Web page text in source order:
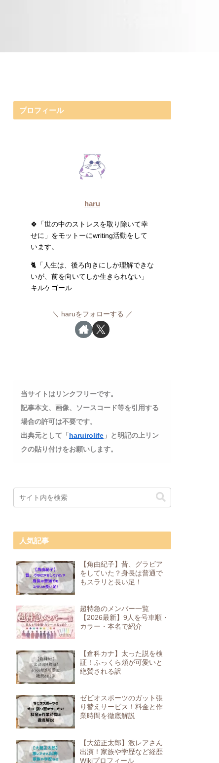
プロフィール
haru
🍀「世の中のストレスを取り除いて幸
せに」をモットーにwriting活動をして
います。
🐈「人生は、後ろ向きにしか理解できな
いが、前を向いてしか生きられない」
キルケゴール
haruをフォローする
当サイトはリンクフリーです。
記事本文、画像、ソースコード等を引用する
場合の許可は不要です。
出典元として「 haruirolife 」と明記の上リン
クの貼り付けをお願いします。
人気記事
【角由紀子】昔、グラビア
をしていた？身長は普通で
もスラリと長い足！
超特急のメンバー一覧
【2026最新】9人を号車順・
カラー・本名で紹介
【倉科カナ】太った説を検
証！ふっくら頬が可愛いと
絶賛される訳
ゼビオスポーツのガット張
り替えサービス！料金と作
業時間を徹底解説
【大舘正太郎】激レアさん
出演！家族や学歴など経歴
Wikiプロフィール